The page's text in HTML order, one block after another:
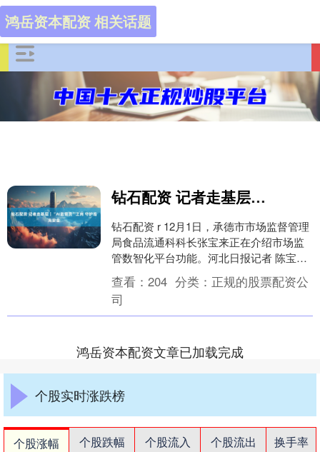
鸿岳资本配资 相关话题
钻石配资 记者走基层｜“AI监管员”上岗 守护舌尖安全
钻石配资 r 12月1日，承德市市场监督管理
局食品流通科科长张宝来正在介绍市场监
管数智化平台功能。河北日报记者 陈宝云
摄 r 贵公司生产车间有工人未正确佩戴口
罩....
查看： 204 分类： 正规的股票配资公
司
鸿岳资本配资文章已加载完成
个股实时涨跌榜
个股涨幅 个股跌幅 个股流入 个股流出
换手率